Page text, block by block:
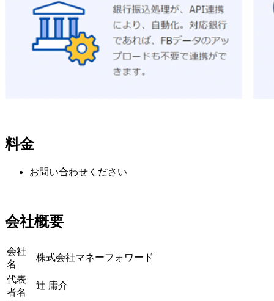
料金
お問い合わせください
会社概要
会社
名
株式会社マネーフォワード
代表
者名
辻 庸介